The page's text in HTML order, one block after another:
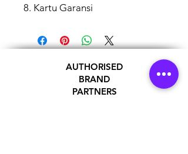
8. Kartu Garansi
AUTHORISED
BRAND
PARTNERS